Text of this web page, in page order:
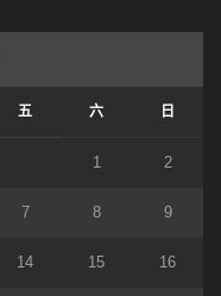
五 六 日
1 2
7 8 9
14 15 16